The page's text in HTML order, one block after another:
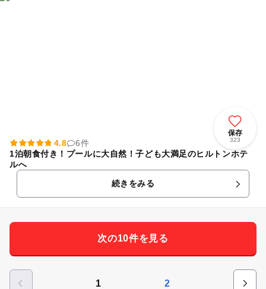
保存
323
4.8
6件
1泊朝食付き！プールに大自然！子ども大満足のヒルトンホテ
ルへ
続きをみる
次の10件を見る
1 2